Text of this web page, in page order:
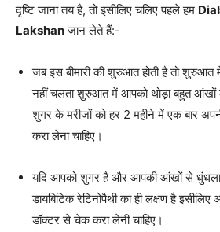
दृष्टि जाना तय है, तो इसीलिए चलिए पहले हम
Lakshanजान लेते हैं:-
जब इस बीमारी की शुरुआत होती है तो शुरुआत
नहीं चलता शुरुआत में आपको थोड़ा बहुत आंखों में
शुगर के मरीजों को हर 2 महीने में एक बार
करा लेना चाहिए।
यदि आपको शुगर है और आपकी आंखों से धुंधला
डायबिटिक रेटिनोपैथी का ही लक्षण है
डॉक्टर से चेक करा लेनी चाहिए।